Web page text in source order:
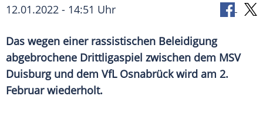
12.01.2022 - 14:51 Uhr
Das wegen einer rassistischen Beleidigung
abgebrochene Drittligaspiel zwischen dem MSV
Duisburgund dem VfL Osnabrückwird am 2.
Februar wiederholt.